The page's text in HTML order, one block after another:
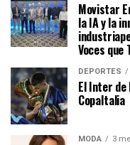
Movistar
la IA y la
Voces
DEPORTES
El Inter de
CopaItalia
MODA 3